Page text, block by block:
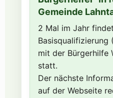
Gemeinde
2 Mal im Jahr
Basisqualifizierung
mit der Bürgerhilfe
statt.
Der nächste
auf der Webseite